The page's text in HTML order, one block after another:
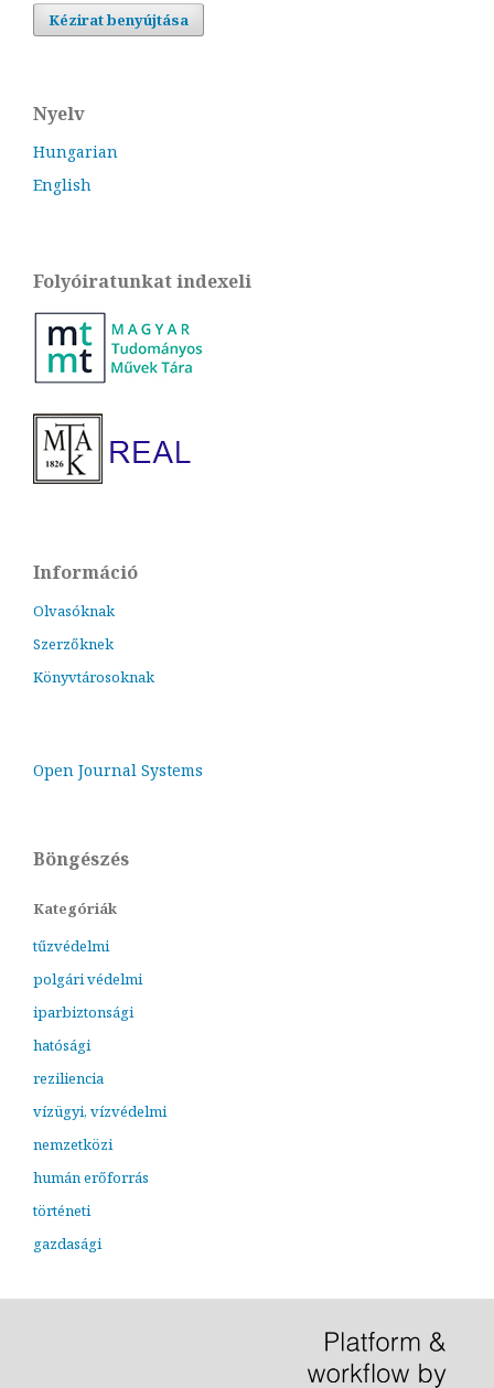
Kézirat benyújtása
Nyelv
Hungarian
English
Folyóiratunkat indexeli
Információ
Olvasóknak
Szerzőknek
Könyvtárosoknak
Open Journal Systems
Böngészés
Kategóriák
tűzvédelmi
polgári védelmi
iparbiztonsági
hatósági
reziliencia
vízügyi, vízvédelmi
nemzetközi
humán erőforrás
történeti
gazdasági